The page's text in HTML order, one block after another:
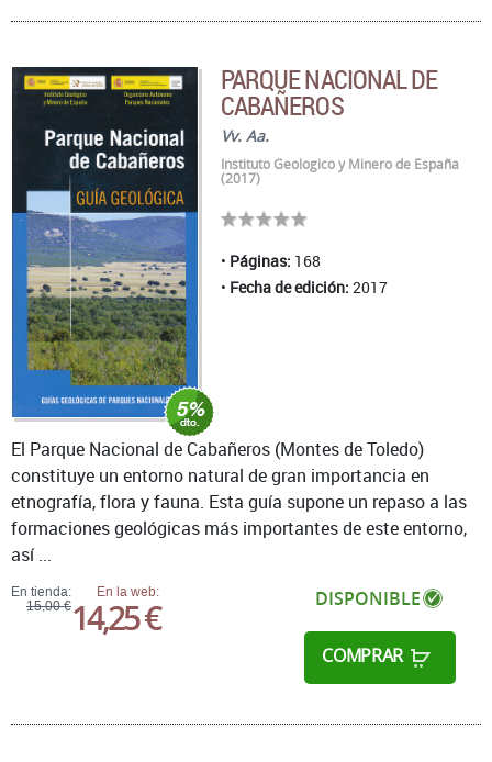
PARQUE NACIONAL DE
CABAÑEROS
Vv. Aa.
Instituto Geologico y Minero de España
(2017)
Páginas: 168
Fecha de edición: 2017
En tienda:
15,00 €
En la web:
14,25 € DISPONIBLE
COMPRAR
El Parque Nacional de Cabañeros (Montes de Toledo)
constituye un entorno natural de gran importancia en
etnografía, flora y fauna. Esta guía supone un repaso a las
formaciones geológicas más importantes de este entorno,
así ...